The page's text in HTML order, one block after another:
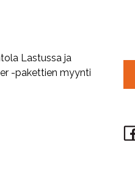
Lastussa ja
-pakettien myynti